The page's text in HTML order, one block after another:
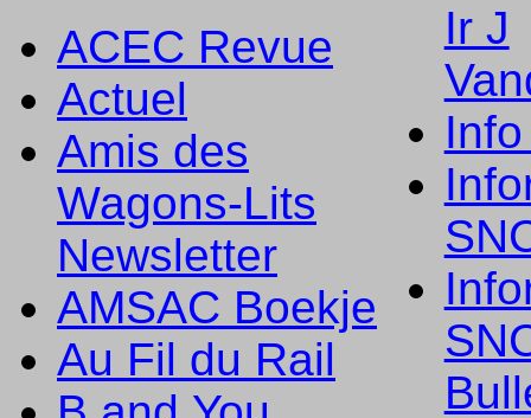
ACEC Revue
Actuel
Amis des
Wagons-Lits
Newsletter
AMSAC Boekje
Au Fil du Rail
Ir J